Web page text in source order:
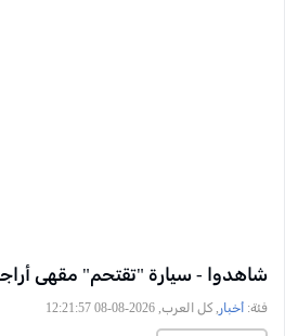
شاهدوا - سيارة "تقتحم" مقهى
فئة: أخبار , كل العرب, 2026-08-08 12:21:57